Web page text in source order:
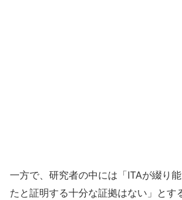
一方で、研究者の中には「ITAが綴り
たと証明する十分な証拠はない」とす